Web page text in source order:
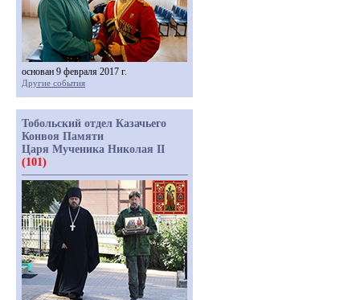
основан 9 февраля 2017 г.
Другие события
Тобольский отдел Казачьего
Конвоя Памяти
Царя Мученика Николая II
(101)